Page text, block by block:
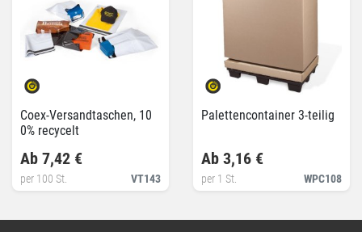
Coex-Versandtaschen, 10
0% recycelt
VT143
Ab 7,42 €
per 100 St.
Palettencontainer 3-teilig
WPC108
Ab 3,16 €
per 1 St.